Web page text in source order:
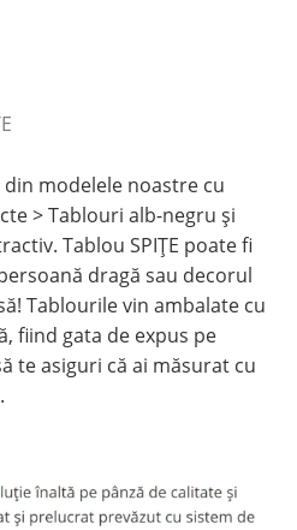
din modelele noastre cu
> Tablouri alb-negru și
Tablou SPIȚE poate fi
dragă sau decorul
Tablourile vin ambalate cu
fiind gata de expus pe
te asiguri că ai măsurat cu